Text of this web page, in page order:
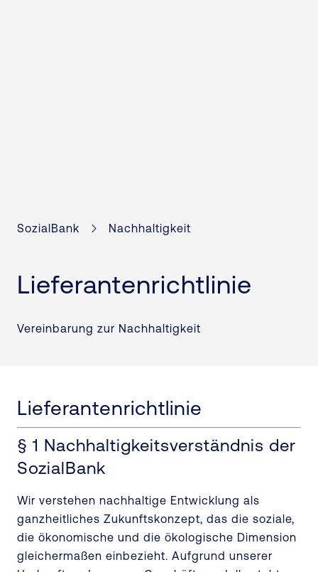
SozialBank Nachhaltigkeit
Lieferantenrichtlinie
Vereinbarung zur Nachhaltigkeit
Lieferantenrichtlinie
§ 1 Nachhaltigkeitsverständnis der
SozialBank
Wir verstehen nachhaltige Entwicklung als
ganzheitliches Zukunftskonzept, das die soziale,
die ökonomische und die ökologische Dimension
gleichermaßen einbezieht. Aufgrund unserer